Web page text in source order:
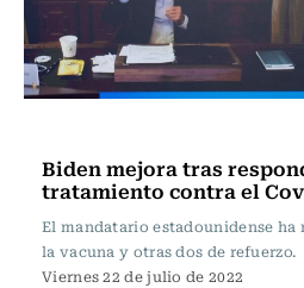
Biden mejora tras
tratamiento contra el
El mandatario estadounidense ha
la vacuna y otras dos de refuerzo.
Viernes 22 de julio de 2022